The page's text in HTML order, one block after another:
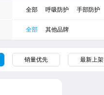
全部 呼吸防护 手部防护
全部 其他品牌
销量优先 最新上架